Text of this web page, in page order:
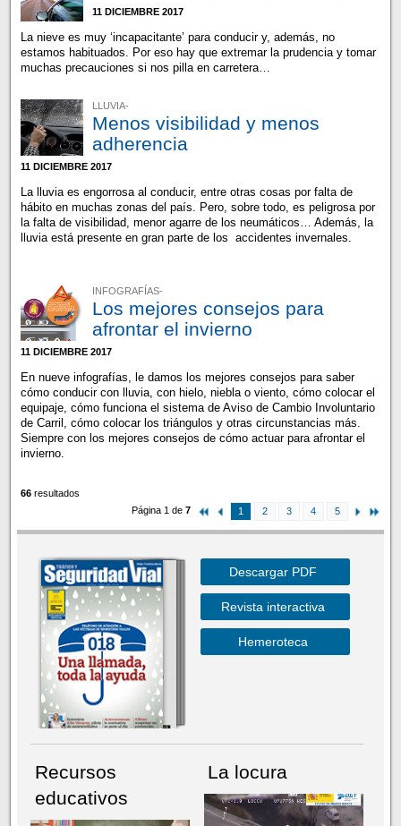
11 DICIEMBRE 2017
La nieve es muy ‘incapacitante’ para conducir y, además, no
estamos habituados. Por eso hay que extremar la prudencia y tomar
muchas precauciones si nos pilla en carretera…
LLUVIA-
Menos visibilidad y menos
adherencia
11 DICIEMBRE 2017
La lluvia es engorrosa al conducir, entre otras cosas por falta de
hábito en muchas zonas del país. Pero, sobre todo, es peligrosa por
la falta de visibilidad, menor agarre de los neumáticos… Además, la
lluvia está presente en gran parte de los accidentes invernales.
INFOGRAFÍAS-
Los mejores consejos para
afrontar el invierno
11 DICIEMBRE 2017
En nueve infografías, le damos los mejores consejos para saber
cómo conducir con lluvia, con hielo, niebla o viento, cómo colocar el
equipaje, cómo funciona el sistema de Aviso de Cambio Involuntario
de Carril, cómo colocar los triángulos y otras circunstancias más.
Siempre con los mejores consejos de cómo actuar para afrontar el
invierno.
66resultados
Página 1 de7 1 2 3 4 5
Descargar PDF
Revista interactiva
Hemeroteca
Recursos
educativos
La locura